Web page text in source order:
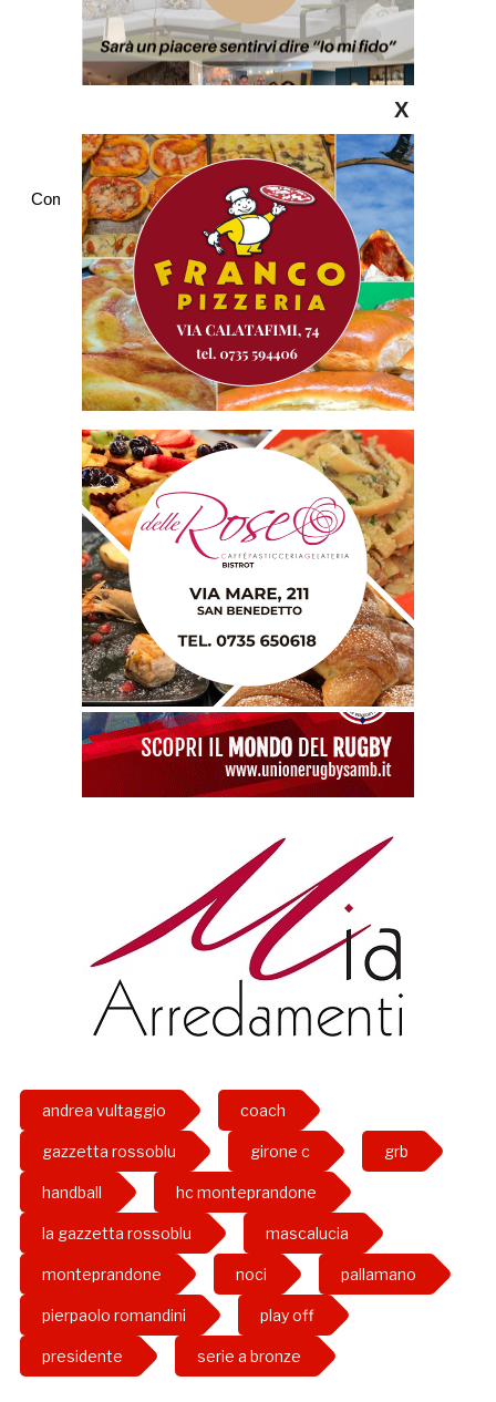
Commenti
andrea vultaggio coach
gazzetta rossoblu girone c grb
handball hc monteprandone
la gazzetta rossoblu mascalucia
monteprandone noci pallamano
pierpaolo romandini play off
presidente serie a bronze
X